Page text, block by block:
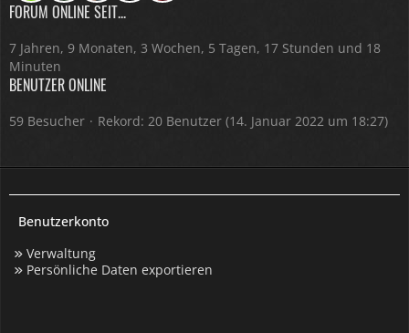
FORUM ONLINE SEIT...
7 Jahren, 9 Monaten, 3 Wochen, 5 Tagen, 17 Stunden und 18
Minuten
BENUTZER ONLINE
59 Besucher Rekord: 20 Benutzer (14. Januar 2022 um 18:27)
Benutzerkonto
Verwaltung
Persönliche Daten exportieren